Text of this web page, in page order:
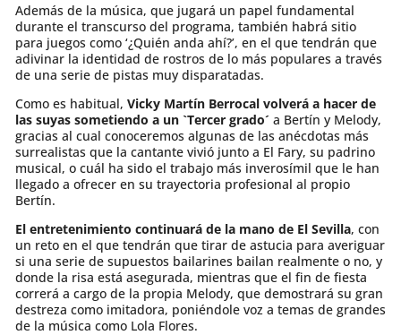
Además de la música, que jugará un papel fundamental
durante el transcurso del programa, también habrá sitio
para juegos como ‘¿Quién anda ahí?’, en el que tendrán que
adivinar la identidad de rostros de lo más populares a través
de una serie de pistas muy disparatadas.
Como es habitual, Vicky Martín Berrocal volverá a hacer de
las suyas sometiendo a un `Tercer grado´ a Bertín y Melody,
gracias al cual conoceremos algunas de las anécdotas más
surrealistas que la cantante vivió junto a El Fary, su padrino
musical, o cuál ha sido el trabajo más inverosímil que le han
llegado a ofrecer en su trayectoria profesional al propio
Bertín.
El entretenimiento continuará de la mano de El Sevilla, con
un reto en el que tendrán que tirar de astucia para averiguar
si una serie de supuestos bailarines bailan realmente o no, y
donde la risa está asegurada, mientras que el fin de fiesta
correrá a cargo de la propia Melody, que demostrará su gran
destreza como imitadora, poniéndole voz a temas de grandes
de la música como Lola Flores.